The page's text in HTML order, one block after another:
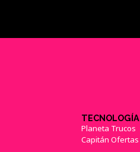
TECNOLOGÍA
Planeta Trucos
Capitán Ofertas